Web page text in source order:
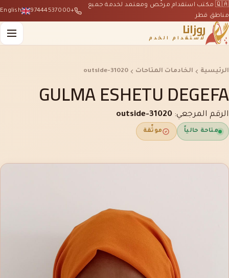
🇶🇦 مكتب استقدام مرخّص ومعتمد لخدمة جميع
مناطق قطر
+97444537000
English
روزانا
لاستقدام الخدم
الرئيسية الخادمات المتاحات outside-31020
GULMA ESHETU DEGEFA
الرقم المرجعي: outside-31020
متاحة حالياً موثّقة